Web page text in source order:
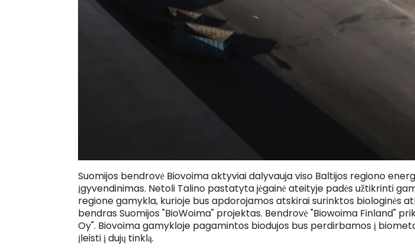
Suomijos bendrovė Biovoima aktyviai dalyvauja viso Baltijos regiono
įgyvendinimas. Netoli Talino pastatyta jėgainė ateityje padės užtikrinti
regione gamykla, kurioje bus apdorojamos atskirai surinktos biologinės
bendras Suomijos "BioWoima" projektas. Bendrovė "Biowoima Finland"
Oy". Biovoima gamykloje pagamintos biodujos bus perdirbamos į
įleisti į dujų tinklą.